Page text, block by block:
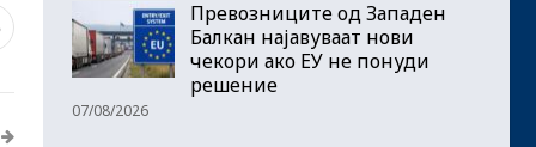
Превозниците од Западен
Балкан најавуваат нови
чекори ако ЕУ не понуди
решение
07/08/2026